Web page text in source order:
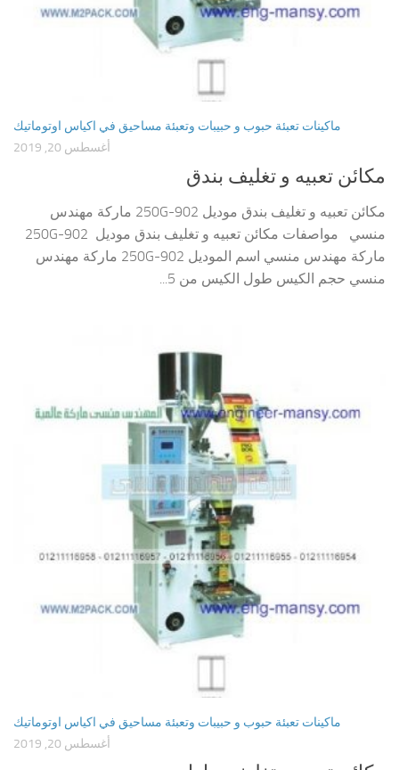
ماكينات تعبئة حبوب و حبيبات وتعبئة مساحيق في اكياس اوتوماتيك
أغسطس 20, 2019
مكائن تعبيه و تغليف بندق
مكائن تعبيه و تغليف بندق موديل 902-250G ماركة مهندس
منسي مواصفات مكائن تعبيه و تغليف بندق موديل 902-250G
ماركة مهندس منسي اسم الموديل 902-250G ماركة مهندس
منسي حجم الكيس طول الكيس من 5...
ماكينات تعبئة حبوب و حبيبات وتعبئة مساحيق في اكياس اوتوماتيك
أغسطس 20, 2019